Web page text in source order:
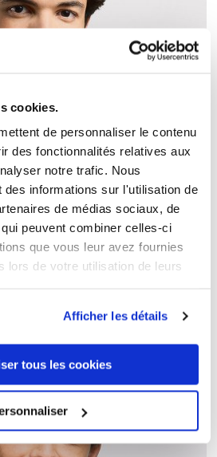
cookies.
de personnaliser le contenu
des fonctionnalités relatives aux
notre trafic. Nous
des informations sur l'utilisation de
de médias sociaux, de
peuvent combiner celles-ci
que vous leur avez fournies
lors de votre utilisation de leurs
Afficher les détails
tous les cookies
Bandana Unisex
10,00 €